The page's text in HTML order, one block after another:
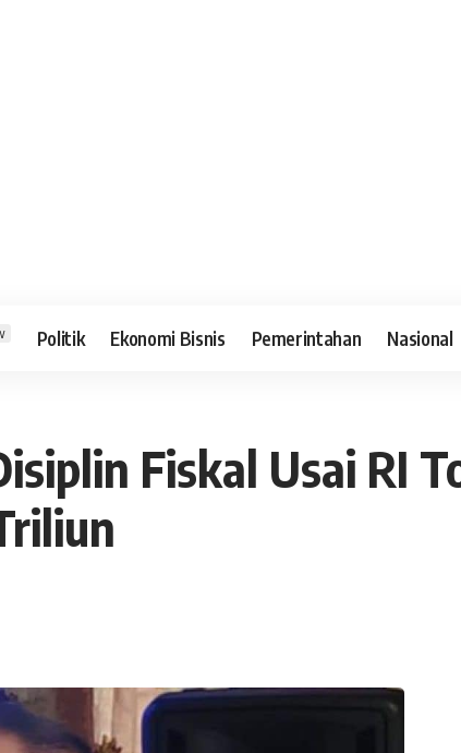
Politik Ekonomi Bisnis Pemerintahan Nasional
Fiskal Usai RI